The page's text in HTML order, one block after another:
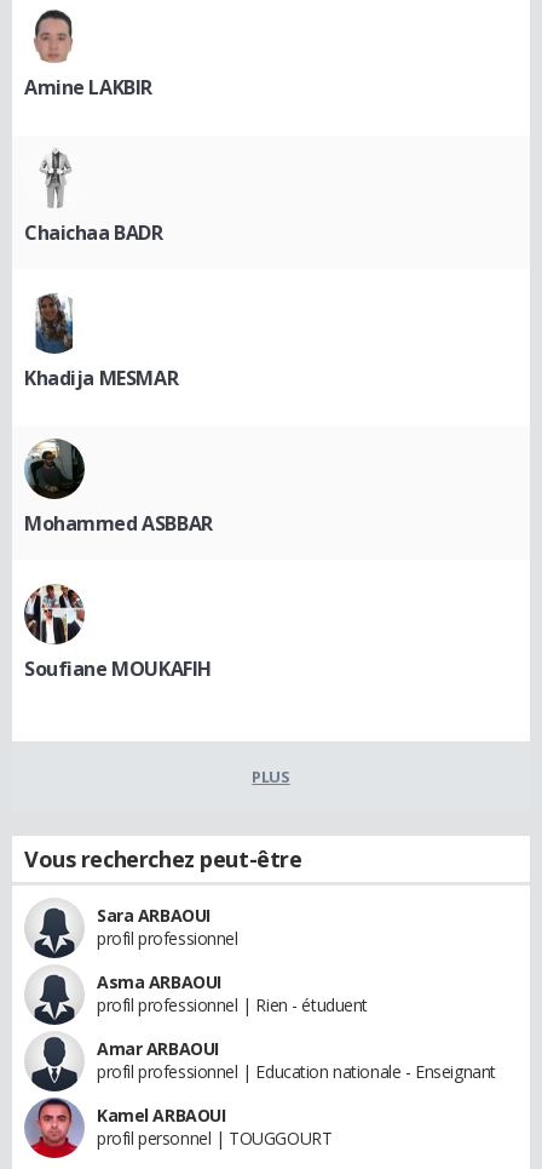
Amine LAKBIR
Chaichaa BADR
Khadija MESMAR
Mohammed ASBBAR
Soufiane MOUKAFIH
PLUS
Vous recherchez peut-être
Sara ARBAOUI
profil professionnel
Asma ARBAOUI
profil professionnel | Rien - étuduent
Amar ARBAOUI
profil professionnel | Education nationale - Enseignant
Kamel ARBAOUI
profil personnel | TOUGGOURT